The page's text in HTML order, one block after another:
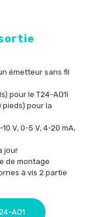
émetteur sans fil
pour le T24-AO1i
pieds) pour la
V, 0-5 V, 4-20 mA,
jour
de montage
à vis 2 partie
AO1